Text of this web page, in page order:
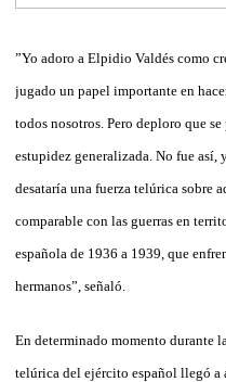
”Yo adoro a Elpidio Valdés como
jugado un papel importante en
todos nosotros. Pero deploro que
estupidez generalizada. No fue así,
desataría una fuerza telúrica sobre
comparable con las guerras en
española de 1936 a 1939, que
hermanos”, señaló.
En determinado momento durante
telúrica del ejército español llegó a